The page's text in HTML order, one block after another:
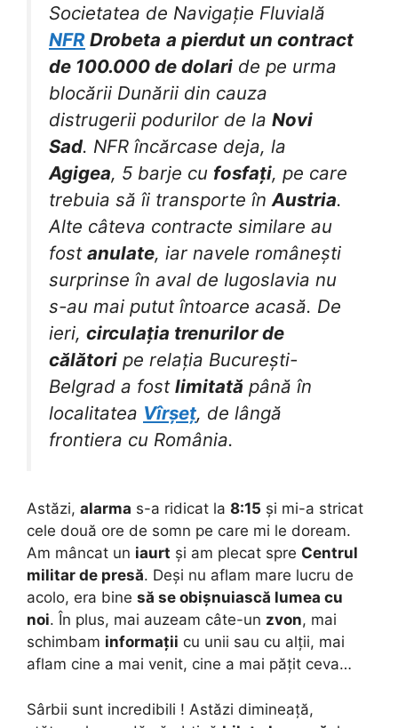
Societatea de Navigație Fluvială
NFR Drobeta a pierdut un contract
de 100.000 de dolari de pe urma
blocării Dunării din cauza
distrugerii podurilor de la Novi
Sad. NFR încărcase deja, la
Agigea, 5 barje cu fosfați, pe care
trebuia să îi transporte în Austria.
Alte câteva contracte similare au
fost anulate, iar navele românești
surprinse în aval de Iugoslavia nu
s-au mai putut întoarce acasă. De
ieri, circulația trenurilor de
călători pe relația București-
Belgrad a fost limitată până în
localitatea Vîrșeț, de lângă
frontiera cu România.
Astăzi, alarma s-a ridicat la 8:15 și mi-a stricat
cele două ore de somn pe care mi le doream.
Am mâncat un iaurt și am plecat spre Centrul
militar de presă. Deși nu aflam mare lucru de
acolo, era bine să se obișnuiască lumea cu
noi. În plus, mai auzeam câte-un zvon, mai
schimbam informații cu unii sau cu alții, mai
aflam cine a mai venit, cine a mai pățit ceva…
Sârbii sunt incredibili ! Astăzi dimineață,